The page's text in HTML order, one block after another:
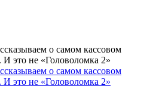
о самом кассовом
это не «Головоломка 2»
о самом кассовом
это не «Головоломка 2»